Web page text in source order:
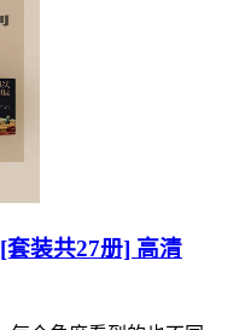
套装共27册] 高清